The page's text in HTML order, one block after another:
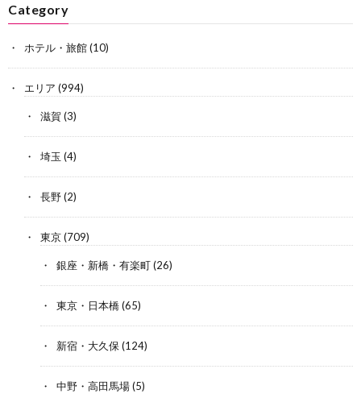
Category
ホテル・旅館(10)
エリア (994)
滋賀 (3)
埼玉 (4)
長野(2)
東京(709)
銀座・新橋・有楽町(26)
東京・日本橋(65)
新宿・大久保 (124)
中野・高田馬場(5)